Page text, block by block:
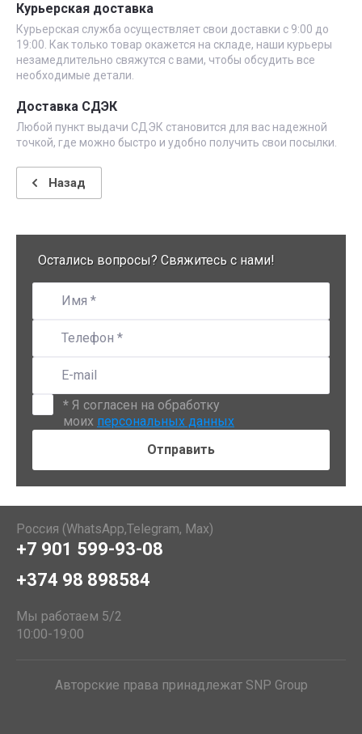
Курьерская доставка
Курьерская служба осуществляет свои доставки с 9:00 до
19:00. Как только товар окажется на складе, наши курьеры
незамедлительно свяжутся с вами, чтобы обсудить все
необходимые детали.
Доставка СДЭК
Любой пункт выдачи СДЭК становится для вас надежной
точкой, где можно быстро и удобно получить свои посылки.
Назад
Остались вопросы? Свяжитесь с нами!
* Я согласен на обработку
моих персональных данных
Россия (WhatsApp,Telegram, Max)
+7 901 599-93-08
+374 98 898584
Мы работаем 5/2
10:00-19:00
Авторские права принадлежат SNP Group